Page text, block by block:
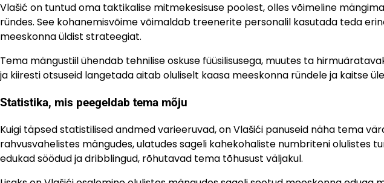
Vlašić on tuntud oma taktikalise mitmekesisuse poolest, olles võimeline
ründes. See kohanemisvõime võimaldab treenerite personalil kasutada teda
meeskonna üldist strateegiat.
Tema mängustiil ühendab tehnilise oskuse füüsilisusega, muutes ta
ja kiiresti otsuseid langetada aitab oluliselt kaasa meeskonna ründele ja kaitse
Statistika, mis peegeldab tema mõju
Kuigi täpsed statistilised andmed varieeruvad, on Vlašići panuseid näha tema
rahvusvahelistes mängudes, ulatudes sageli kahekohaliste numbriteni olulistes
edukad söödud ja dribblingud, rõhutavad tema tõhusust väljakul.